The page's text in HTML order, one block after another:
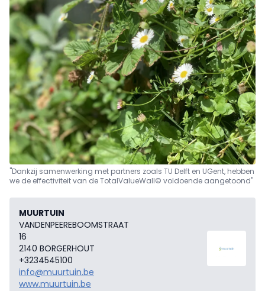
"Dankzij samenwerking met partners zoals TU Delft en UGent, hebben
we de effectiviteit van de TotalValueWall© voldoende aangetoond"
MUURTUIN
VANDENPEEREBOOMSTRAAT
16
2140 BORGERHOUT
+3234545100
info@muurtuin.be
www.muurtuin.be